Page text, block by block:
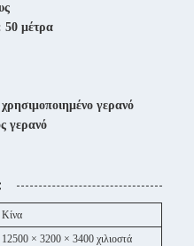
50 μέτρα
γερανό
γερανό
Κίνα
12500 × 3200 × 3400 χιλιοστά